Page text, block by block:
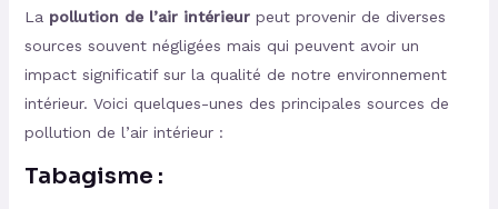
La pollution de l’air intérieurpeut provenir de diverses
sources souvent négligées mais qui peuvent avoir un
impact significatif sur la qualité de notre environnement
intérieur. Voici quelques-unes des principales sources de
pollution de l’air intérieur :
Tabagisme :